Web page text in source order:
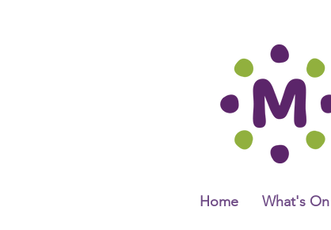
Home What's On